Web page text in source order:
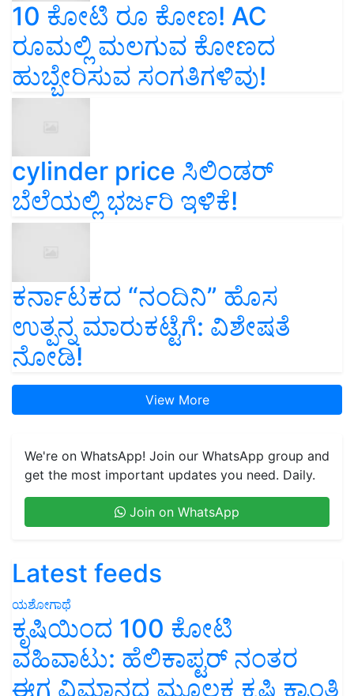
10 ಕೋಟಿ ರೂ ಕೋಣ! AC
ರೂಮಲ್ಲಿ ಮಲಗುವ ಕೋಣದ
ಹುಬ್ಬೇರಿಸುವ ಸಂಗತಿಗಳಿವು!
cylinder price ಸಿಲಿಂಡರ್‌
ಬೆಲೆಯಲ್ಲಿ ಭರ್ಜರಿ ಇಳಿಕೆ!
ಕರ್ನಾಟಕದ “ನಂದಿನಿ” ಹೊಸ
ಉತ್ಪನ್ನ ಮಾರುಕಟ್ಟೆಗೆ: ವಿಶೇಷತೆ
ನೋಡಿ!
View More
We're on WhatsApp! Join our WhatsApp group and
get the most important updates you need. Daily.
Join on WhatsApp
Latest feeds
ಯಶೋಗಾಥೆ
ಕೃಷಿಯಿಂದ 100 ಕೋಟಿ
ವಹಿವಾಟು: ಹೆಲಿಕಾಪ್ಟರ್ ನಂತರ
ಈಗ ವಿಮಾನದ ಮೂಲಕ ಕೃಷಿ ಕ್ರಾಂತಿ